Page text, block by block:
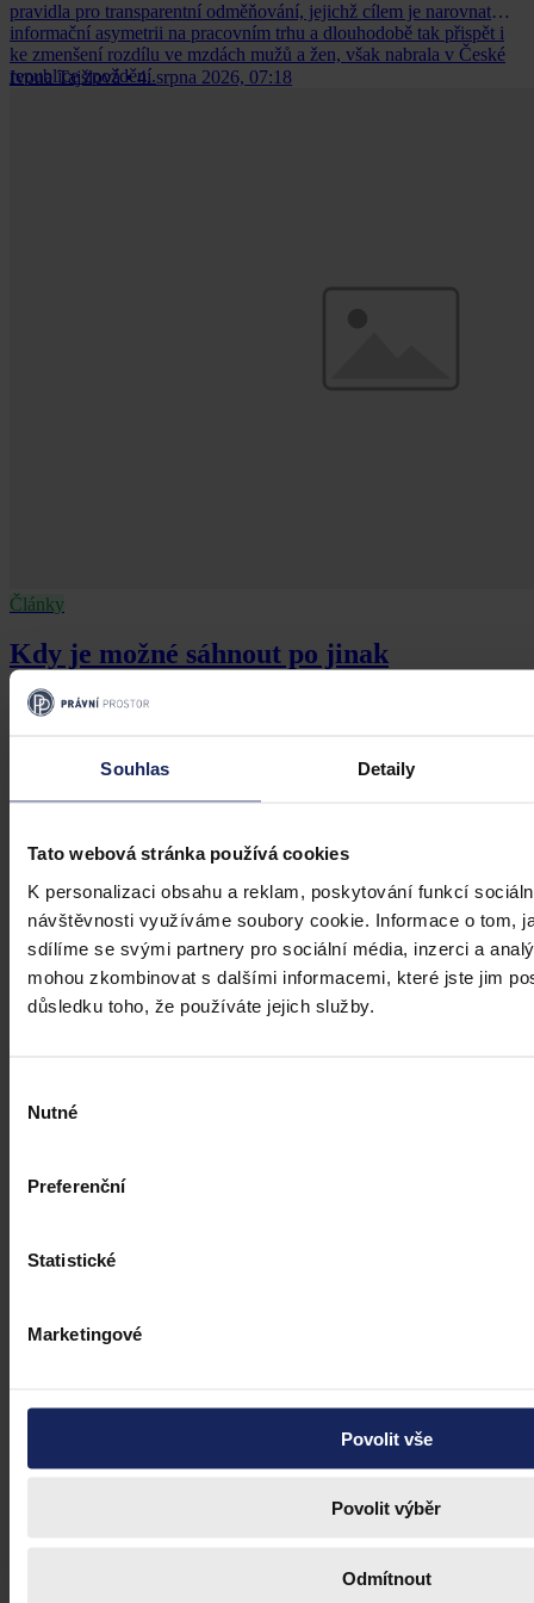
Souhlas Detaily
Tato webová stránka používá cookies
K personalizaci obsahu a reklam, poskytování funkcí
návštěvnosti využíváme soubory cookie. Informace o tom,
sdílíme se svými partnery pro sociální média, inzerci a
mohou zkombinovat s dalšími informacemi, které jste jim
důsledku toho, že používáte jejich služby.
souhlasu
Nutné
Preferenční
Statistické
Marketingové
Povolit vše
Povolit výběr
Odmítnout
pravidla pro transparentní odměňování, jejichž cílem je narovnat
informační asymetrii na pracovním trhu a dlouhodobě tak přispět i
ke zmenšení rozdílu ve mzdách mužů a žen, však nabrala v České
republice zpoždění.
Ivona Tajšlová • 4. srpna 2026, 07:18
Články
Kdy je možné sáhnout po jinak
urážlivých označeních?
lidská práva (ESLP) v kauze Mortensen proti Dánsku, který může
sehrát roli v dalším řešení obdobných případů na ochranu osobnosti,
zejména pokud se jedná o působení na sociálních sítích,
úsudek.
Kolektiv autorů • 3. srpna 2026, 07:37
Budoucnost dokazování před soudy v
Umělá inteligence změní soudní proces. Je možné dnes považovat